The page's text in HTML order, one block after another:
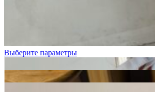
Выберите параметры